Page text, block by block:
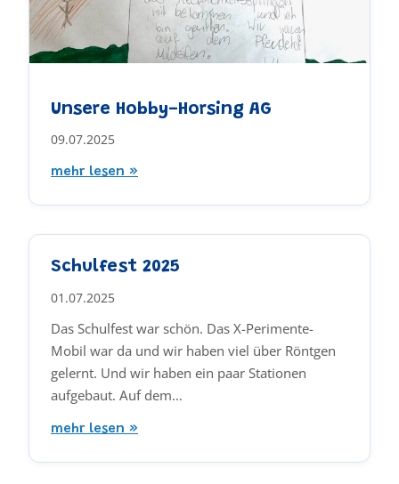
Unsere Hobby-Horsing AG
09.07.2025
mehr lesen »
Schulfest 2025
01.07.2025
Das Schulfest war schön. Das X-Perimente-
Mobil war da und wir haben viel über Röntgen
gelernt. Und wir haben ein paar Stationen
aufgebaut. Auf dem…
mehr lesen »